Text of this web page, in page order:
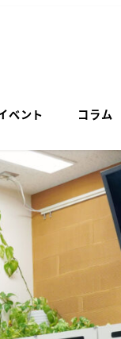
ベント コラム